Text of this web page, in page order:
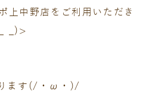
上中野店をご利用いただき
_)>
ります(/・ω・)/